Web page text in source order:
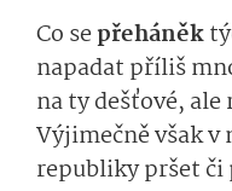
Co sepřeháněk
napadat příliš
na ty dešťové, ale
Výjimečně však v
republiky pršet či